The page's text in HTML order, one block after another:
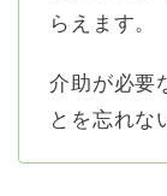
らえます。
介助が必要
とを忘れな